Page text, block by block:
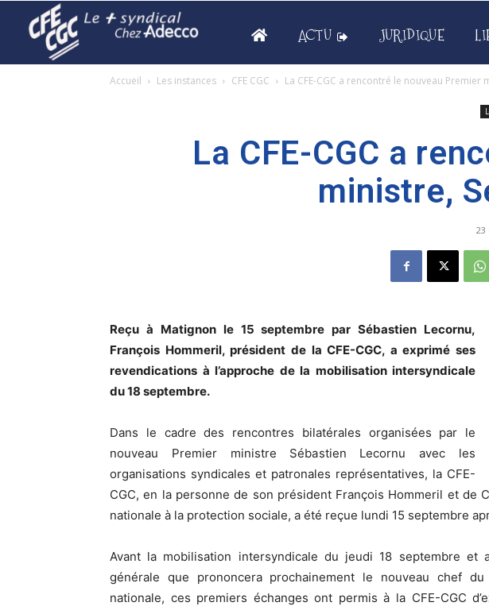
ACTU JURIDIQUE
Accueil Les instances CFE CGC La CFE-CGC a rencontré le nouveau Premier
La CFE-CGC a
ministre,
23
Reçu à Matignon le 15 septembre par Sébastien Lecornu,
François Hommeril, président de la CFE-CGC, a exprimé ses
revendications à l’approche de la mobilisation intersyndicale
du 18 septembre.
Dans le cadre des rencontres bilatérales organisées par le
nouveau Premier ministre Sébastien Lecornu avec les
organisations syndicales et patronales représentatives, la CFE-
CGC, en la personne de son président François Hommeril et de
nationale à la protection sociale, a été reçue lundi 15 septembre
Avant la mobilisation intersyndicale du jeudi 18 septembre et
générale que prononcera prochainement le nouveau chef du
nationale, ces premiers échanges ont permis à la CFE-CGC